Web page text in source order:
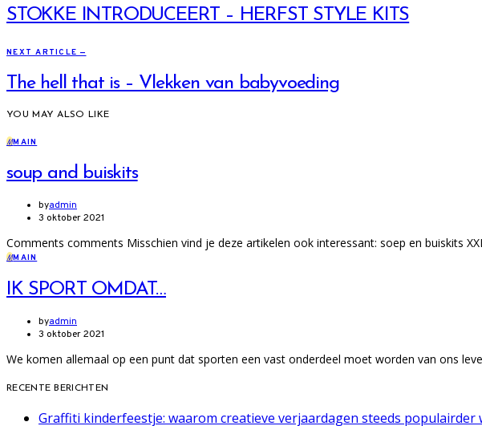
STOKKE INTRODUCEERT – HERFST STYLE KITS
NEXT ARTICLE —
The hell that is – Vlekken van babyvoeding
YOU MAY ALSO LIKE
MMAIN
soup and buiskits
byadmin
3 oktober 2021
Comments comments Misschien vind je deze artikelen ook interessant: soep en buiskits
MMAIN
IK SPORT OMDAT…
byadmin
3 oktober 2021
We komen allemaal op een punt dat sporten een vast onderdeel moet worden van ons
RECENTE BERICHTEN
Graffiti kinderfeestje: waarom creatieve verjaardagen steeds populairder